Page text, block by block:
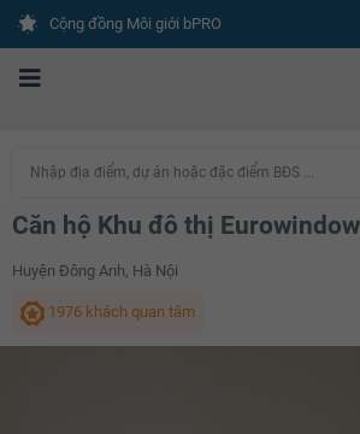
Cộng đồng Môi giới bPRO
Nhập địa điểm, dự án hoặc đặc điểm BĐS ...
Căn hộ Khu đô thị
Huyện Đông Anh, Hà Nội
1976 khách quan tâm